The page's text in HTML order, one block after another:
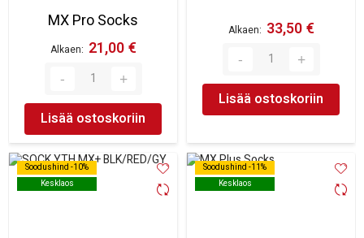
MX Pro Socks
Alkaen 21,00 €
Lisää ostoskoriin
Alkaen 33,50 €
Lisää ostoskoriin
Soodushind -10%
Kesklaos
Soodushind -10%
Kesklaos
Soodushind -11%
Kesklaos
Soodushind -11%
Kesklaos